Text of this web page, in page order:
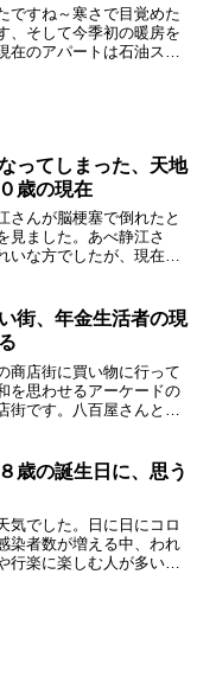
ですね～寒さで目覚めた
、そして今季初の暖房を
在のアパートは石油スト
ってしまった、天地
歳の現在
さんが脳梗塞で倒れたと
見ました。あべ静江さ
いな方でしたが、現在は
っきりしておられるとい
あべ静江さん...
街、年金生活者の現
商店街に買い物に行って
を思わせるアーケードの
街です。八百屋さんと
齢者です。若い人、本当
者の多い街横...
歳の誕生日に、思う
気でした。日に日にコロ
染者数が増える中、われ
行楽に楽しむ人が多いで